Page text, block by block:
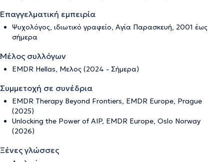
Επαγγελματική εμπειρία
Ψυχολόγος, ιδιωτικό γραφείο, Αγία Παρασκευή, 2001 έως
σήμερα
Μέλος συλλόγων
EMDR Hellas, Μελος (2024 - Σήμερα)
Συμμετοχή σε συνέδρια
EMDR Therapy Beyond Frontiers, EMDR Europe, Prague
(2025)
Unlocking the Power of AIP, EMDR Europe, Oslo Norway
(2026)
Ξένες γλώσσες